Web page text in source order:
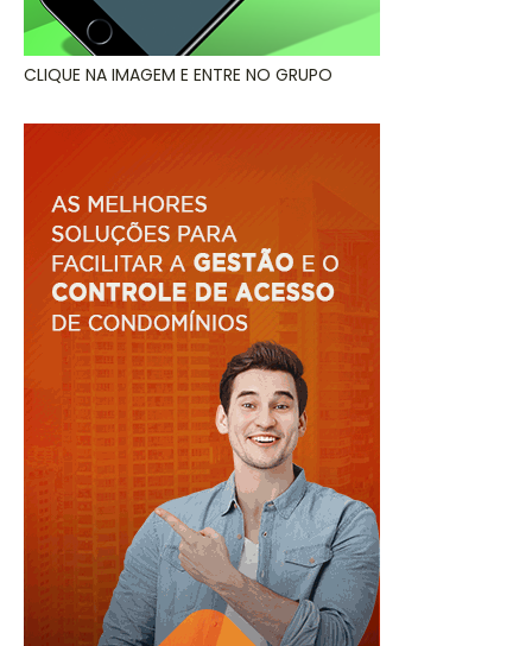
CLIQUE NA IMAGEM E ENTRE NO GRUPO